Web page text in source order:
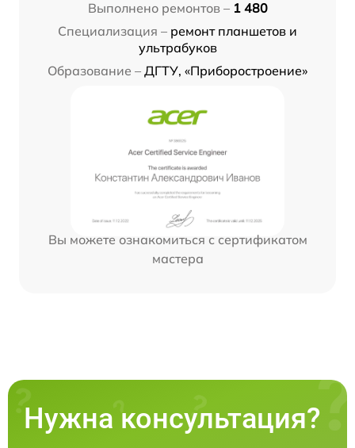
Выполнено ремонтов – 1 480
Специализация – ремонт планшетов и
ультрабуков
Образование – ДГТУ, «Приборостроение»
Вы можете ознакомиться с сертификатом
мастера
Нужна консультация?